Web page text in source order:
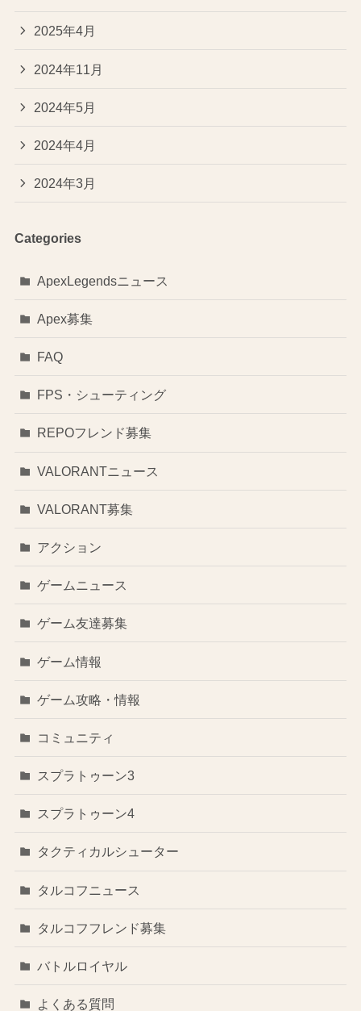
2025年4月
2024年11月
2024年5月
2024年4月
2024年3月
Categories
ApexLegendsニュース
Apex募集
FAQ
FPS・シューティング
REPOフレンド募集
VALORANTニュース
VALORANT募集
アクション
ゲームニュース
ゲーム友達募集
ゲーム情報
ゲーム攻略・情報
コミュニティ
スプラトゥーン3
スプラトゥーン4
タクティカルシューター
タルコフニュース
タルコフフレンド募集
バトルロイヤル
よくある質問